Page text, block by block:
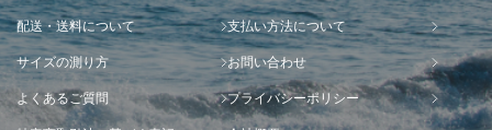
配送・送料について 支払い方法について
サイズの測り方 お問い合わせ
よくあるご質問 プライバシーポリシー